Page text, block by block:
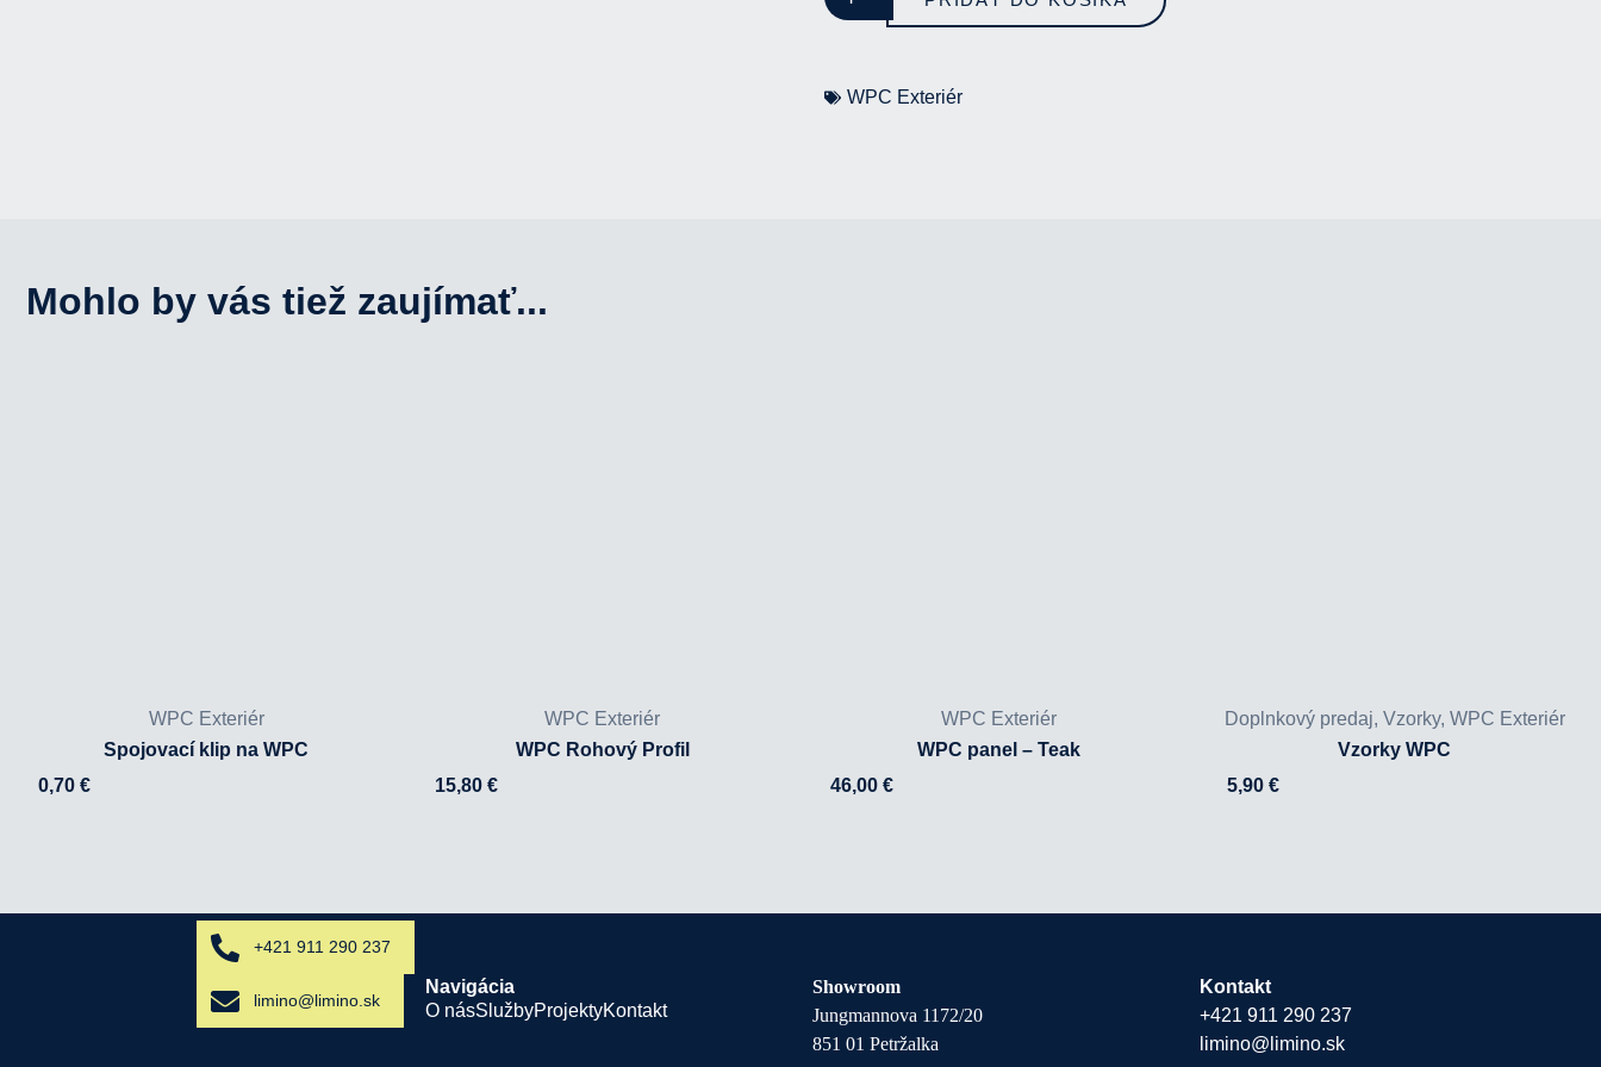
WPC Exteriér
Mohlo by vás tiež zaujímať...
WPC Exteriér
Spojovací klip na WPC
0,70 €
WPC Exteriér
WPC Rohový Profil
15,80 €
WPC Exteriér
WPC panel – Teak
46,00 €
Doplnkový predaj, Vzorky, WPC Exteriér
Vzorky WPC
5,90 €
Navigácia
O násSlužbyProjektyKontakt
Showroom
Jungmannova 1172/20
851 01 Petržalka
Kontakt
+421 911 290 237
limino@limino.sk
+421 911 290 237
limino@limino.sk